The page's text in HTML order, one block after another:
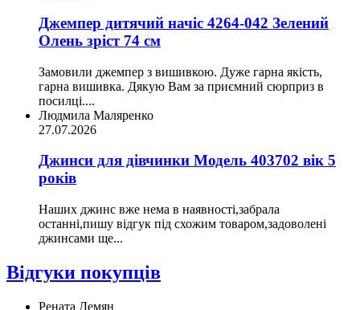
Джемпер дитячий начіс 4264-042 Зелений
Олень зріст 74 см
Замовили джемпер з вишивкою. Дуже гарна якість,
гарна вишивка. Дякую Вам за приємний сюрприз в
посилці....
Людмила Маляренко
27.07.2026
Джинси для дівчинки Модель 403702 вік 5
років
Наших джинс вже нема в наявності,забрала
останні,пишу відгук під схожим товаром,задоволені
джинсами ще...
Відгуки покупців
Рената Демян